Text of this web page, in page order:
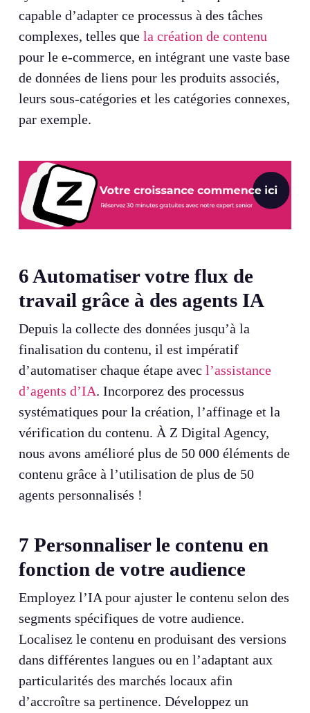
capable d’adapter ce processus à des tâches
complexes, telles que la création de contenu
pour le e-commerce, en intégrant une vaste base
de données de liens pour les produits associés,
leurs sous-catégories et les catégories connexes,
par exemple.
6 Automatiser votre flux de
travail grâce à des agents IA
Depuis la collecte des données jusqu’à la
finalisation du contenu, il est impératif
d’automatiser chaque étape avec l’assistance
d’agents d’IA. Incorporez des processus
systématiques pour la création, l’affinage et la
vérification du contenu. À Z Digital Agency,
nous avons amélioré plus de 50 000 éléments de
contenu grâce à l’utilisation de plus de 50
agents personnalisés !
7 Personnaliser le contenu en
fonction de votre audience
Employez l’IA pour ajuster le contenu selon des
segments spécifiques de votre audience.
Localisez le contenu en produisant des versions
dans différentes langues ou en l’adaptant aux
particularités des marchés locaux afin
d’accroître sa pertinence. Développez un